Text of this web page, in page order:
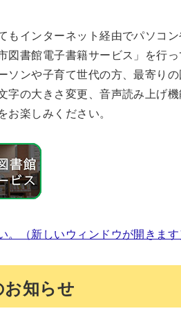
もインターネット経由でパソコ
図書館電子書籍サービス」を行っ
ソンや子育て世代の方、最寄り
字の大きさ変更、音声読み上げ
お楽しみください。
。（新しいウィンドウが開きます
お知らせ